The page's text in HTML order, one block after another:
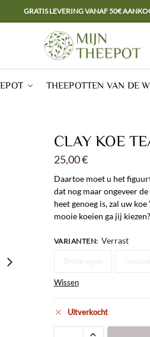
GRATIS LEVERING VANAF 50€
THEEPOTTEN VAN DE
CLAY KOE
25,00€
Daartoe moet u het
dat nog maar ongeveer
heet genoeg is, zal uw
mooie koeien ga jij kiezen?
VARIANTEN: Verrast
Wissen
Uitverkocht